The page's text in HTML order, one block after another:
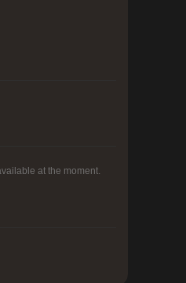
at the moment.